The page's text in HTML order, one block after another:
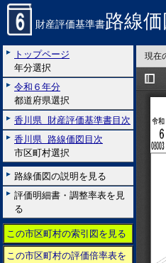
財産評価基準書路線
トップページ
年分選択
令和６年分
都道府県選択
香川県 財産評価基準書目次
香川県 路線価図目次
市区町村選択
路線価図の説明を見る
評価明細書・調整率表を見
る
この市区町村の索引図を見る
この市区町村の評価倍率表を
現在